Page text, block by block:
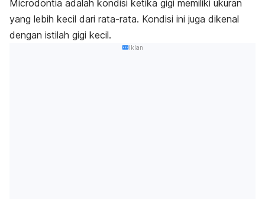
Microdontia adalah kondisi ketika gigi memiliki ukuran
yang lebih kecil dari rata-rata. Kondisi ini juga dikenal
dengan istilah gigi kecil.
Iklan